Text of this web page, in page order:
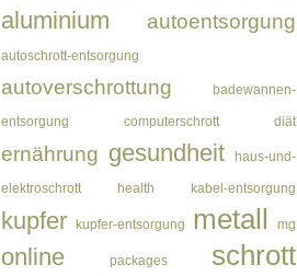
aluminium autoentsorgung
autoschrott-entsorgung
autoverschrottung badewannen-
entsorgung computerschrott diät
ernährung gesundheit haus-und-
elektroschrott health kabel-entsorgung
kupfer kupfer-entsorgung metall mg
online packages schrott